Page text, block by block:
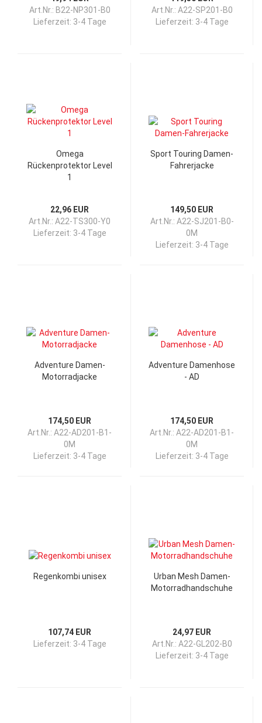
Art.Nr.: B22-NP301-B0
Lieferzeit: 3-4 Tage
Art.Nr.: A22-SP201-B0
Lieferzeit: 3-4 Tage
Omega
Rückenprotektor Level
1
22,96 EUR
Art.Nr.: A22-TS300-Y0
Lieferzeit: 3-4 Tage
Sport Touring Damen-
Fahrerjacke
149,50 EUR
Art.Nr.: A22-SJ201-B0-
0M
Lieferzeit: 3-4 Tage
Adventure Damen-
Motorradjacke
174,50 EUR
Art.Nr.: A22-AD201-B1-
0M
Lieferzeit: 3-4 Tage
Adventure Damenhose
- AD
174,50 EUR
Art.Nr.: A22-AD201-B1-
0M
Lieferzeit: 3-4 Tage
Regenkombi unisex
107,74 EUR
Lieferzeit: 3-4 Tage
Urban Mesh Damen-
Motorradhandschuhe
24,97 EUR
Art.Nr.: A22-GL202-B0
Lieferzeit: 3-4 Tage